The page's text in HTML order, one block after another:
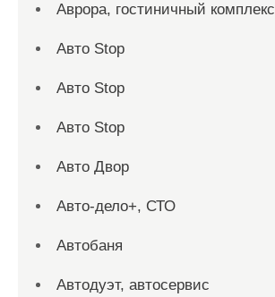
Аврора, гостиничный комплекс
Авто Stop
Авто Stop
Авто Stop
Авто Двор
Авто-дело+, СТО
Автобаня
Автодуэт, автосервис